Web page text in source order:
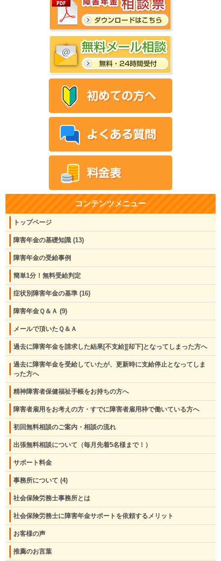
コンテンツメニュー
トップページ
障害年金の基礎知識 (13)
障害年金の受給事例
簡単1分！無料受給判定
症状別障害年金の基準 (16)
障害年金Ｑ＆Ａ (9)
メールで頂いたＱ＆Ａ
過去に障害年金を請求した結果[不支給][却下]となってしまった方へ
過去に障害年金を受給していたが、更新時に支給停止となってしま
った方へ
精神障害者保健福祉手帳をお持ちの方へ
障害者雇用をお考えの方・すでに障害者雇用枠で働いている方へ
初回無料相談のご案内・相談の流れ
出張無料相談について（毎月先着5名様まで！）
サポート料金
事務所について (4)
社会保険労務士事務所とは
社会保険労務士に障害年金サポートを依頼するメリット
お客様の声
推薦のお言葉